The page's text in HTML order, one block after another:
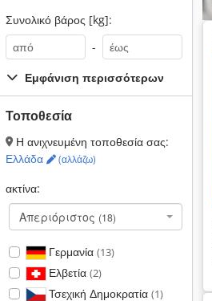
Συνολικό βάρος [kg]:
-
Εμφάνιση περισσότερων
Τοποθεσία
Η ανιχνευμένη τοποθεσία σας:
Ελλάδα
(αλλάζω)
ακτίνα:
Απεριόριστος (18)
Γερμανία (13)
Ελβετία (2)
Τσεχική Δημοκρατία (1)